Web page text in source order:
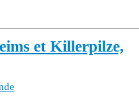
et Killerpilze,